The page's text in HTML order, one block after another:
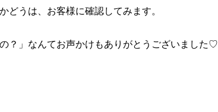
どうは、お客様に確認してみます。
？」なんてお声かけもありがとうございました♡